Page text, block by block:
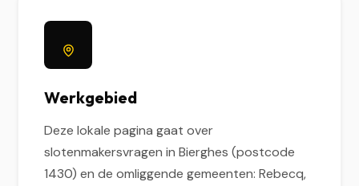
Werkgebied
Deze lokale pagina gaat over
slotenmakersvragen in Bierghes (postcode
1430) en de omliggende gemeenten: Rebecq,